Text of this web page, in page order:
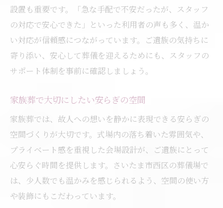
設置も重要です。「急な手配で不安だったが、スタッフ
の対応で安心できた」といった利用者の声も多く、温か
い対応が信頼感につながっています。ご遺族の気持ちに
寄り添い、安心して葬儀を迎えるためにも、スタッフの
サポート体制を事前に確認しましょう。
家族葬で大切にしたい安らぎの空間
家族葬では、故人への想いを静かに表現できる安らぎの
空間づくりが大切です。式場内の落ち着いた雰囲気や、
プライベート感を重視した会場設計が、ご遺族にとって
心安らぐ時間を提供します。さいたま市西区の葬儀場で
は、少人数でも温かみを感じられるよう、空間の使い方
や装飾にもこだわっています。